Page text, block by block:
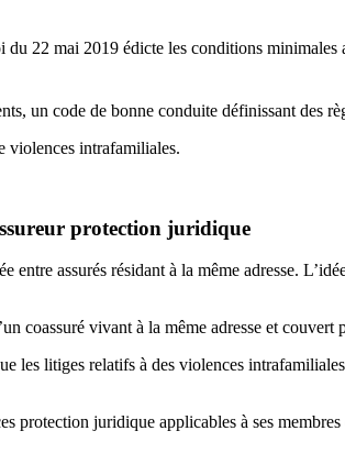
22 mai 2019 édicte les conditions minimales
un code de bonne conduite définissant des
violences intrafamiliales.
protection juridique
assurés résidant à la même adresse.
coassuré vivant à la même adresse et couvert
les litiges relatifs à des violences
juridique applicables à ses